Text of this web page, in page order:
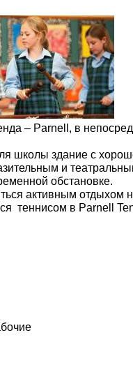
– Parnell, в
школы здание с
и
обстановке.
активным отдыхом
теннисом в Parnell